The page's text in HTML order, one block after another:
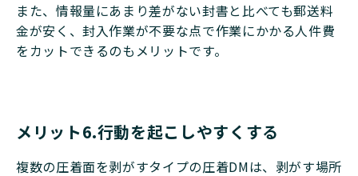
また、​​情報量にあまり差がない封書と比べても郵送料
金が安く、封入作業が不要な点で作業にかかる人件費
をカットできるのもメリットです。
メリット6.行動を起こしやすくする
複数の圧着面を剥がすタイプの圧着DMは、剥がす場所